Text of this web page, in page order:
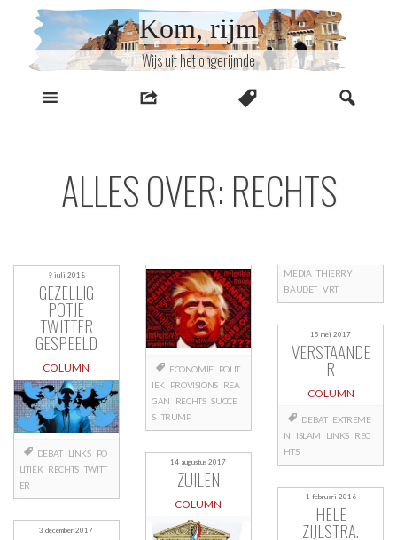
inhoud
Kom, rijm
Wijs uit het ongerijmde
ALLES OVER: RECHTS
9 juli 2018
GEZELLIG
POTJE
TWITTER
GESPEELD
COLUMN
DEBAT LINKS
PO
LITIEK RECHTS TWITT
ER
3 december 2017
ECONOMIE
POLIT
IEK
PROVISIONS
REA
GAN
RECHTS SUCCE
S TRUMP
14 augustus 2017
ZUILEN
COLUMN
MEDIA THIERRY
BAUDET VRT
15 mei 2017
VERSTAANDE
R
COLUMN
DEBAT EXTREME
N
ISLAM LINKS REC
HTS
1 februari 2016
HELE
ZIJLSTRA.